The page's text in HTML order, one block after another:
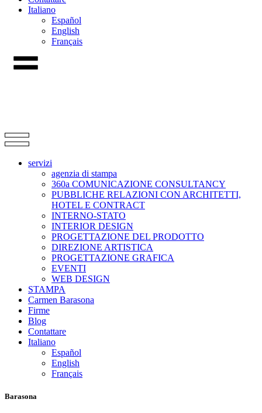
Italiano
Español
English
Français
servizi
agenzia di stampa
360a COMUNICAZIONE CONSULTANCY
PUBBLICHE RELAZIONI CON ARCHITETTI,
HOTEL E CONTRACT
INTERNO-STATO
INTERIOR DESIGN
PROGETTAZIONE DEL PRODOTTO
DIREZIONE ARTISTICA
PROGETTAZIONE GRAFICA
EVENTI
WEB DESIGN
STAMPA
Carmen Barasona
Firme
Blog
Contattare
Italiano
Español
English
Français
Barasona